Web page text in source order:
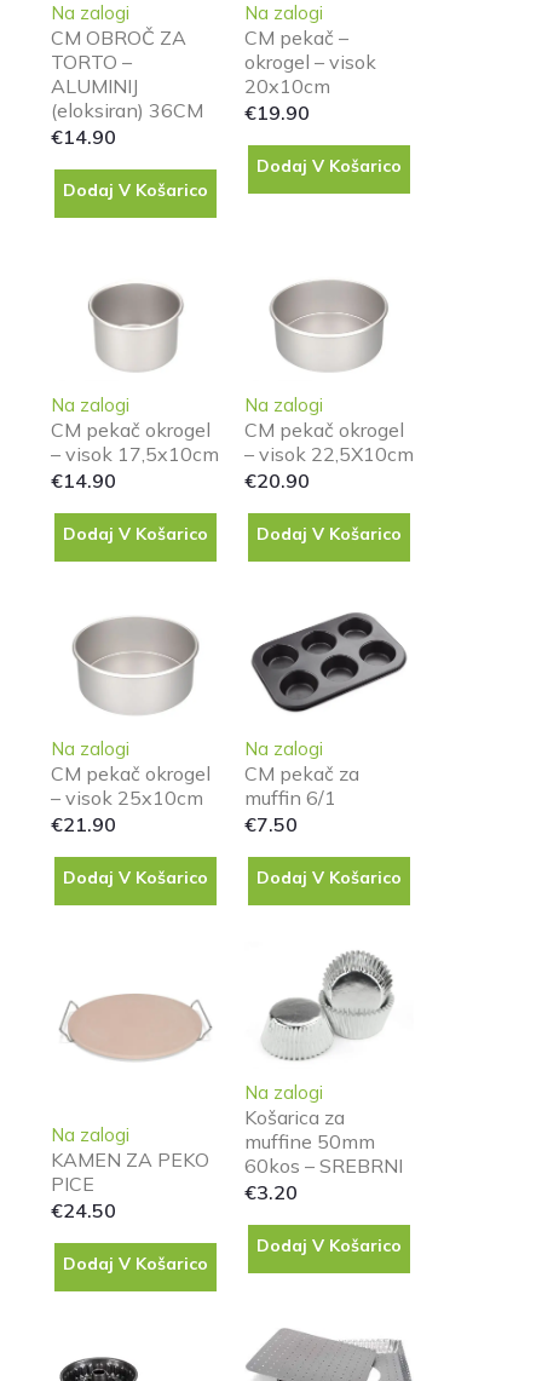
Na zalogi
CM OBROČ ZA
TORTO –
ALUMINIJ
(eloksiran) 36CM
€14.90
Dodaj V Košarico
Na zalogi
CM pekač –
okrogel – visok
20x10cm
€19.90
Dodaj V Košarico
Na zalogi
CM pekač okrogel
– visok 17,5x10cm
€14.90
Dodaj V Košarico
Na zalogi
CM pekač okrogel
– visok 22,5X10cm
€20.90
Dodaj V Košarico
Na zalogi
CM pekač okrogel
– visok 25x10cm
€21.90
Dodaj V Košarico
Na zalogi
CM pekač za
muffin 6/1
€7.50
Dodaj V Košarico
Na zalogi
KAMEN ZA PEKO
PICE
€24.50
Dodaj V Košarico
Na zalogi
Košarica za
muffine 50mm
60kos – SREBRNI
€3.20
Dodaj V Košarico